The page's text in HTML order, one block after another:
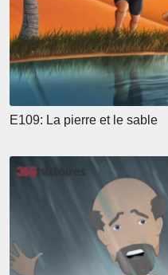
E109: La pierre et le sable